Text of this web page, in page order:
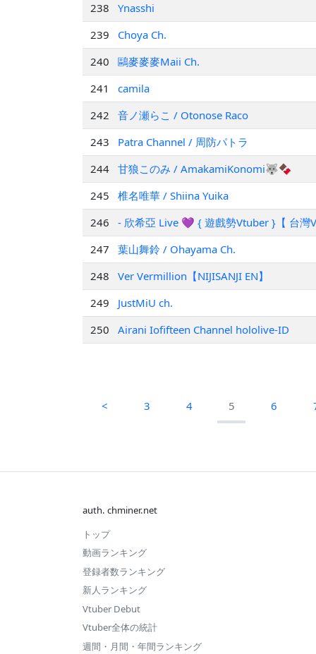
238
Ynasshi
239
Choya Ch.
240
鷗麥麥麥Maii Ch.
241
camila
242
音ノ瀬らこ / Otonose Raco
243
Patra Channel / 周防パトラ
244 甘狼このみ / AmakamiKonomi🐺🍫
245
椎名唯華 / Shiina Yuika
246
- 欣希亞 Live 💜 { 遊戲勢Vtuber }【 台灣
247
葉山舞鈴 / Ohayama Ch.
248
Ver Vermillion【NIJISANJI EN】
249
JustMiU ch.
250
Airani Iofifteen Channel hololive-ID
< 3 4 5 6
auth. chminer.net
トップ
動画ランキング
登録者数ランキング
新人ランキング
Vtuber Debut
Vtuber全体の統計
週間・月間・年間ランキング